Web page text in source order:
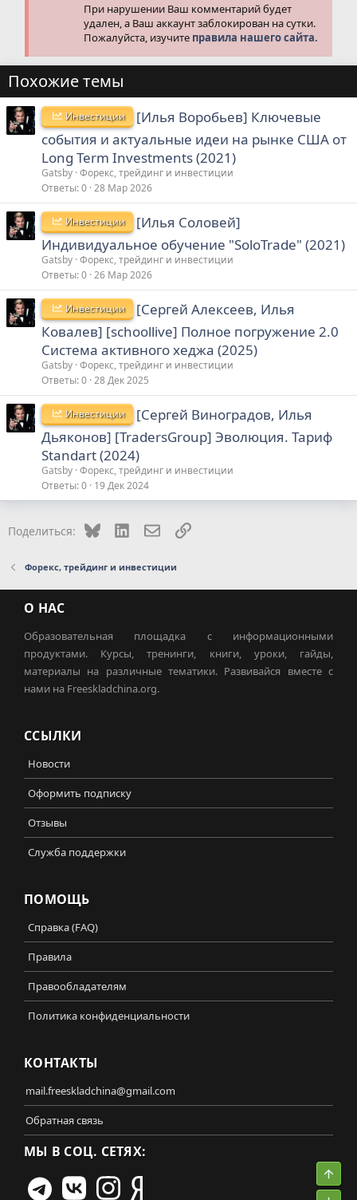
При нарушении Ваш комментарий будет
удален, а Ваш аккаунт заблокирован на сутки.
Пожалуйста, изучите правила нашего сайта.
Похожие темы
Инвестиции
[Илья Воробьев] Ключевые
события и актуальные идеи на рынке США от
Long Term Investments (2021)
Gatsby Форекс, трейдинг и инвестиции
Ответы 0 28 Мар 2026
Инвестиции
[Илья Соловей]
Индивидуальное обучение "SoloTrade" (2021)
Gatsby Форекс, трейдинг и инвестиции
Ответы 0 26 Мар 2026
Инвестиции
[Сергей Алексеев, Илья
Ковалев] [schoollive] Полное погружение 2.0
Система активного хеджа (2025)
Gatsby Форекс, трейдинг и инвестиции
Ответы 0 28 Дек 2025
Инвестиции
[Сергей Виноградов, Илья
Дьяконов] [TradersGroup] Эволюция. Тариф
Standart (2024)
Gatsby Форекс, трейдинг и инвестиции
Ответы 0 19 Дек 2024
Поделиться: Bluesky LinkedInЭлектронная почта
Ссылка
Форекс, трейдинг и инвестиции
О НАС
Образовательная площадка с информационными
продуктами. Курсы, тренинги, книги, уроки, гайды,
материалы на различные тематики. Развивайся вместе с
нами на Freeskladchina.org.
ССЫЛКИ
Новости
Оформить подписку
Отзывы
Служба поддержки
ПОМОЩЬ
Справка (FAQ)
Правила
Правообладателям
Политика конфиденциальности
КОНТАКТЫ
mail.freeskladchina@gmail.com
Обратная связь
МЫ В СОЦ. СЕТЯХ: